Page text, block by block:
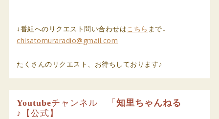
↓番組へのリクエスト問い合わせはこちら まで↓
chisatomuraradio@gmail.com
たくさんのリクエスト、お待ちしております♪
Youtubeチャンネル 「知里ちゃんねる
♪
【公式】